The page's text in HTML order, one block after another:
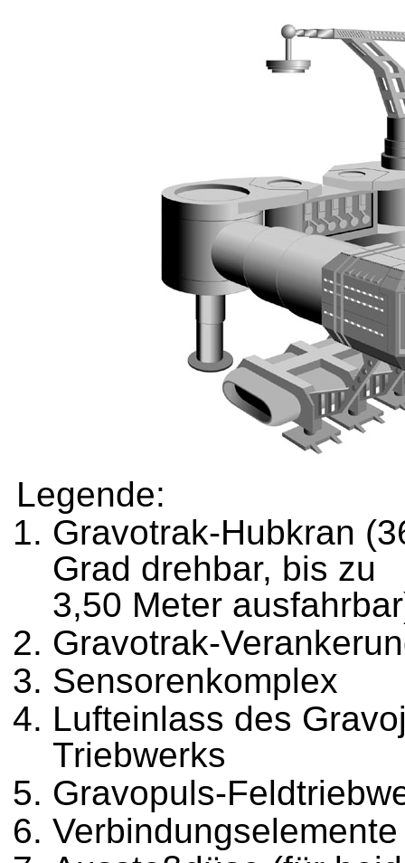
Legende:
Gravotrak-Hubkran
Grad drehbar, bis zu
3,50 Meter
Gravotrak-
Sensorenkomplex
Lufteinlass des
Triebwerks
Gravopuls-
Verbindungselemente